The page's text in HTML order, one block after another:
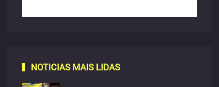
NOTICIAS MAIS LIDAS